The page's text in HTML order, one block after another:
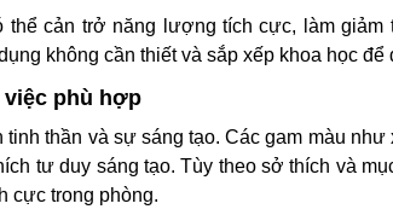
thể cản trở năng lượng tích cực, làm
không cần thiết và sắp xếp khoa học
việc phù hợp
tinh thần và sự sáng tạo. Các gam màu
tư duy sáng tạo. Tùy theo sở thích và
cực trong phòng.